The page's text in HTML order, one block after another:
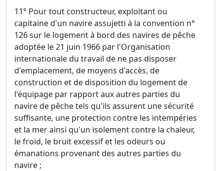
11° Pour tout constructeur, exploitant ou
capitaine d'un navire assujetti à la convention n°
126 sur le logement à bord des navires de pêche
adoptée le 21 juin 1966 par l'Organisation
internationale du travail de ne pas disposer
d'emplacement, de moyens d'accès, de
construction et de disposition du logement de
l'équipage par rapport aux autres parties du
navire de pêche tels qu'ils assurent une sécurité
suffisante, une protection contre les intempéries
et la mer ainsi qu'un isolement contre la chaleur,
le froid, le bruit excessif et les odeurs ou
émanations provenant des autres parties du
navire ;